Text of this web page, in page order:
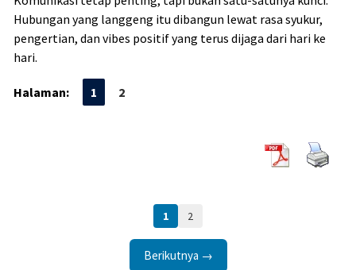
Hubungan yang langgeng itu dibangun lewat rasa syukur,
pengertian, dan vibes positif yang terus dijaga dari hari ke
hari.
Halaman: 1 2
1 2
Berikutnya →